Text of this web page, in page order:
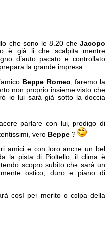
che sono le 8.20 cheJacopo
è già li che scalpita mentre
d’auto pacato e controllato
la grande impresa.
Beppe Romeo , faremo la
non proprio insieme visto che
io lui sarà già sotto la doccia
parlare con lui, prodigo di
vero Beppe ?
amici e con loro anche un bel
la pista di Pioltello, il clima è
scopro subito che sarà un
ostico, duro e piano di
così per merito o colpa della